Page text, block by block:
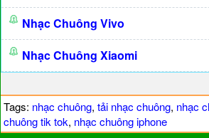
Nhạc Chuông Vivo
Nhạc Chuông Xiaomi
Tags: nhạc chuông, tải nhạc chuông, nhạc
chuông tik tok, nhạc chuông iphone